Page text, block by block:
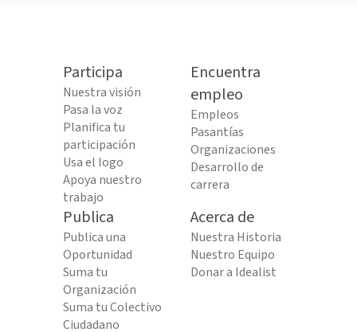
Participa
Nuestra visión
Pasa la voz
Planifica tu
participación
Usa el logo
Apoya nuestro
trabajo
Encuentra
empleo
Empleos
Pasantías
Organizaciones
Desarrollo de
carrera
Publica
Publica una
Oportunidad
Suma tu
Organización
Suma tu Colectivo
Ciudadano
Acerca de
Nuestra Historia
Nuestro Equipo
Donar a Idealist